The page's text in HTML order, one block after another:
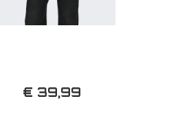
€ 39,99